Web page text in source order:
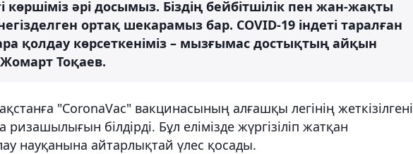
көршіміз әрі досымыз. Біздің бейбітшілік пен жан-жақты
ортақ шекарамыз бар. COVID-19 індеті таралған
қолдау көрсеткеніміз – мызғымас достықтың айқын
Жомарт Тоқаев.
"CoronaVac" вакцинасының алғашқы легінің
білдірді. Бұл елімізде жүргізіліп жатқан
науқанына айтарлықтай үлес қосады.